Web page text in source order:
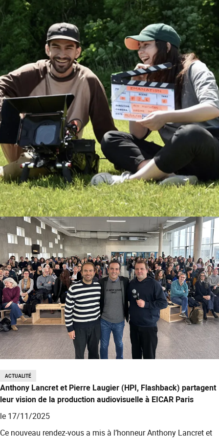
ACTUALITÉ
Anthony Lancret et Pierre Laugier (HPI, Flashback) partagent
leur vision de la production audiovisuelle à EICAR Paris
le 17/11/2025
Ce nouveau rendez-vous a mis à l’honneur Anthony Lancret et